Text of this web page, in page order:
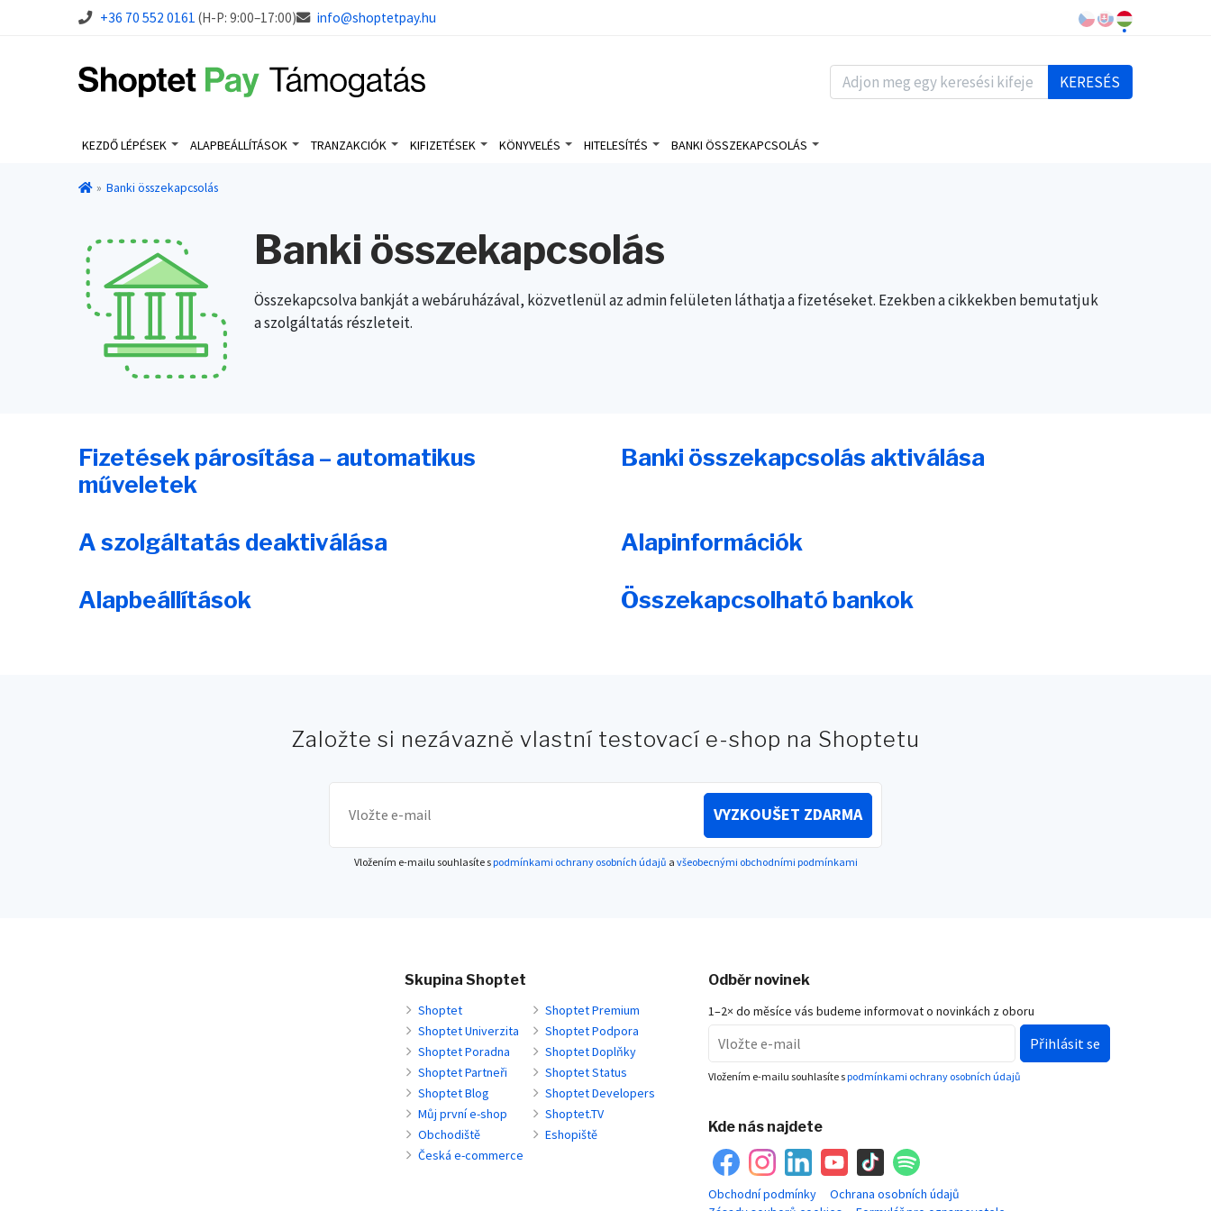
+36 70 552 0161 (H-P: 9:00–17:00) info@shoptetpay.hu
KERESÉS
KEZDŐ LÉPÉSEK ALAPBEÁLLÍTÁSOK TRANZAKCIÓK KIFIZETÉSEK KÖNYVELÉS HITELESÍTÉS BANKI ÖSSZEKAPCSOLÁS
Banki összekapcsolás
Banki összekapcsolás
Összekapcsolva bankját a webáruházával, közvetlenül az admin felületen láthatja a fizetéseket. Ezekben a cikkekben bemutatjuk
a szolgáltatás részleteit.
Fizetések párosítása – automatikus
műveletek
Banki összekapcsolás aktiválása
A szolgáltatás deaktiválása Alapinformációk
Alapbeállítások Összekapcsolható bankok
Založte si nezávazně vlastní testovací e-shop na Shoptetu
VYZKOUŠET ZDARMA
Vložením e-mailu souhlasíte spodmínkami ochrany osobních údajů a všeobecnými obchodními podmínkami
Skupina Shoptet
Shoptet
Shoptet Premium
Shoptet Univerzita
Shoptet Podpora
Shoptet Poradna
Shoptet Doplňky
Shoptet Partneři
Shoptet Status
Shoptet Blog
Shoptet Developers
Můj první e-shop
Shoptet.TV
Obchodiště
Eshopiště
Česká e-commerce
Odběr novinek
1–2× do měsíce vás budeme informovat o novinkách z oboru
Přihlásit se
Vložením e-mailu souhlasíte spodmínkami ochrany osobních údajů
Kde nás najdete
Obchodní podmínky
Ochrana osobních údajů